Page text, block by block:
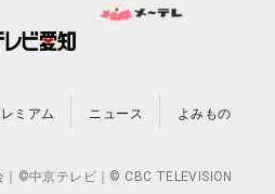
ミアム ニュース よみもの
©中京テレビ｜© CBC TELEVISION